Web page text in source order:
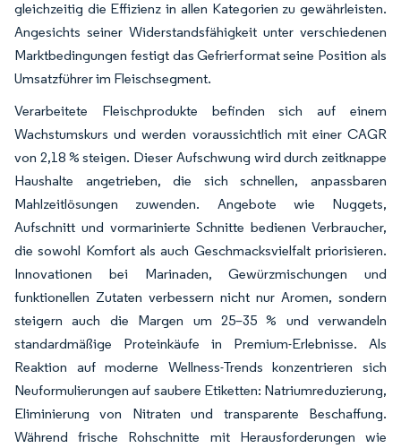
gleichzeitig die Effizienz in allen Kategorien zu gewährleisten.
Angesichts seiner Widerstandsfähigkeit unter verschiedenen
Marktbedingungen festigt das Gefrierformat seine Position als
Umsatzführer im Fleischsegment.
Verarbeitete Fleischprodukte befinden sich auf einem
Wachstumskurs und werden voraussichtlich mit einer CAGR
von 2,18 % steigen. Dieser Aufschwung wird durch zeitknappe
Haushalte angetrieben, die sich schnellen, anpassbaren
Mahlzeitlösungen zuwenden. Angebote wie Nuggets,
Aufschnitt und vormarinierte Schnitte bedienen Verbraucher,
die sowohl Komfort als auch Geschmacksvielfalt priorisieren.
Innovationen bei Marinaden, Gewürzmischungen und
funktionellen Zutaten verbessern nicht nur Aromen, sondern
steigern auch die Margen um 25–35 % und verwandeln
standardmäßige Proteinkäufe in Premium-Erlebnisse. Als
Reaktion auf moderne Wellness-Trends konzentrieren sich
Neuformulierungen auf saubere Etiketten: Natriumreduzierung,
Eliminierung von Nitraten und transparente Beschaffung.
Während frische Rohschnitte mit Herausforderungen wie